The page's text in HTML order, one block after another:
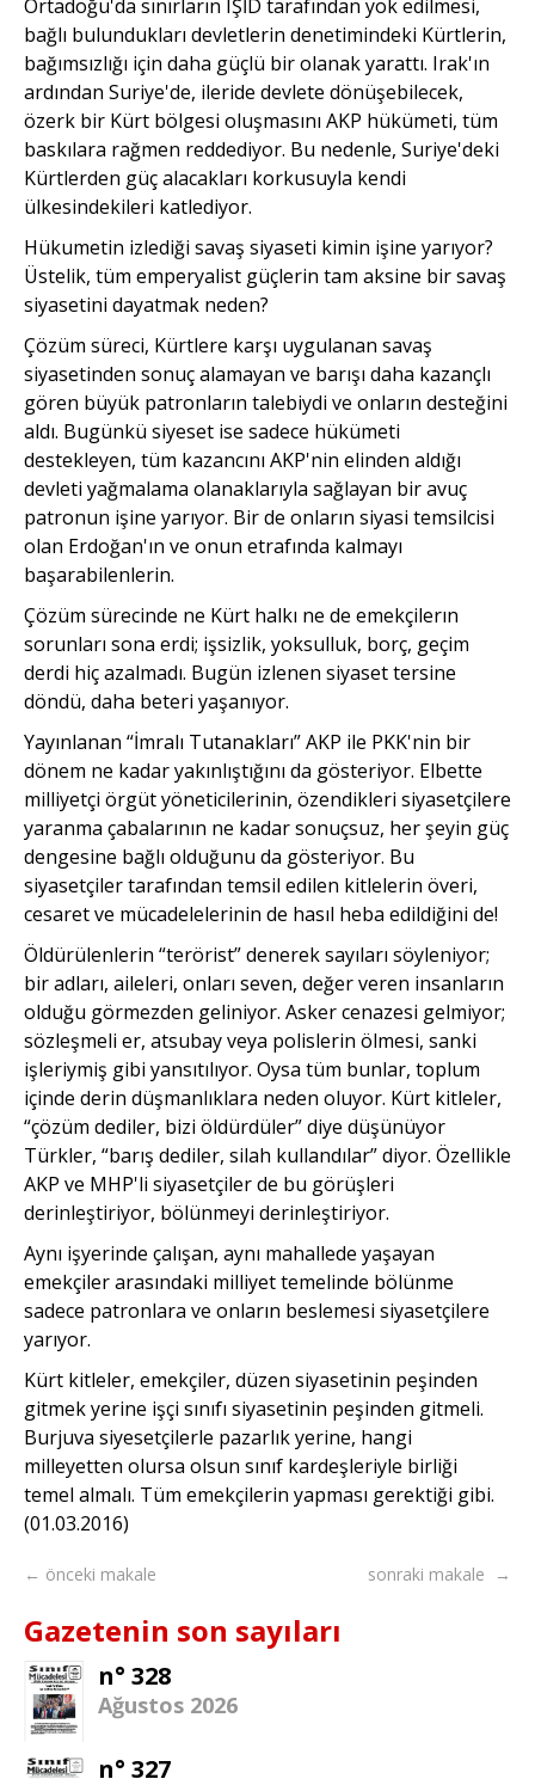
Ortadoğu'da sınırların IŞİD tarafından yok edilmesi,
bağlı bulundukları devletlerin denetimindeki Kürtlerin,
bağımsızlığı için daha güçlü bir olanak yarattı. Irak'ın
ardından Suriye'de, ileride devlete dönüşebilecek,
özerk bir Kürt bölgesi oluşmasını AKP hükümeti, tüm
baskılara rağmen reddediyor. Bu nedenle, Suriye'deki
Kürtlerden güç alacakları korkusuyla kendi
ülkesindekileri katlediyor.
Hükumetin izlediği savaş siyaseti kimin işine yarıyor?
Üstelik, tüm emperyalist güçlerin tam aksine bir savaş
siyasetini dayatmak neden?
Çözüm süreci, Kürtlere karşı uygulanan savaş
siyasetinden sonuç alamayan ve barışı daha kazançlı
gören büyük patronların talebiydi ve onların desteğini
aldı. Bugünkü siyeset ise sadece hükümeti
destekleyen, tüm kazancını AKP'nin elinden aldığı
devleti yağmalama olanaklarıyla sağlayan bir avuç
patronun işine yarıyor. Bir de onların siyasi temsilcisi
olan Erdoğan'ın ve onun etrafında kalmayı
başarabilenlerin.
Çözüm sürecinde ne Kürt halkı ne de emekçilerın
sorunları sona erdi; işsizlik, yoksulluk, borç, geçim
derdi hiç azalmadı. Bugün izlenen siyaset tersine
döndü, daha beteri yaşanıyor.
Yayınlanan “İmralı Tutanakları” AKP ile PKK'nin bir
dönem ne kadar yakınlıştığını da gösteriyor. Elbette
milliyetçi örgüt yöneticilerinin, özendikleri siyasetçilere
yaranma çabalarının ne kadar sonuçsuz, her şeyin güç
dengesine bağlı olduğunu da gösteriyor. Bu
siyasetçiler tarafından temsil edilen kitlelerin överi,
cesaret ve mücadelelerinin de hasıl heba edildiğini de!
Öldürülenlerin “terörist” denerek sayıları söyleniyor;
bir adları, aileleri, onları seven, değer veren insanların
olduğu görmezden geliniyor. Asker cenazesi gelmiyor;
sözleşmeli er, atsubay veya polislerin ölmesi, sanki
işleriymiş gibi yansıtılıyor. Oysa tüm bunlar, toplum
içinde derin düşmanlıklara neden oluyor. Kürt kitleler,
“çözüm dediler, bizi öldürdüler” diye düşünüyor
Türkler, “barış dediler, silah kullandılar” diyor. Özellikle
AKP ve MHP'li siyasetçiler de bu görüşleri
derinleştiriyor, bölünmeyi derinleştiriyor.
Aynı işyerinde çalışan, aynı mahallede yaşayan
emekçiler arasındaki milliyet temelinde bölünme
sadece patronlara ve onların beslemesi siyasetçilere
yarıyor.
Kürt kitleler, emekçiler, düzen siyasetinin peşinden
gitmek yerine işçi sınıfı siyasetinin peşinden gitmeli.
Burjuva siyesetçilerle pazarlık yerine, hangi
milleyetten olursa olsun sınıf kardeşleriyle birliği
temel almalı. Tüm emekçilerin yapması gerektiği gibi.
(01.03.2016)
← önceki makale sonraki makale →
Gazetenin son sayıları
n° 328
Ağustos 2026
n° 327